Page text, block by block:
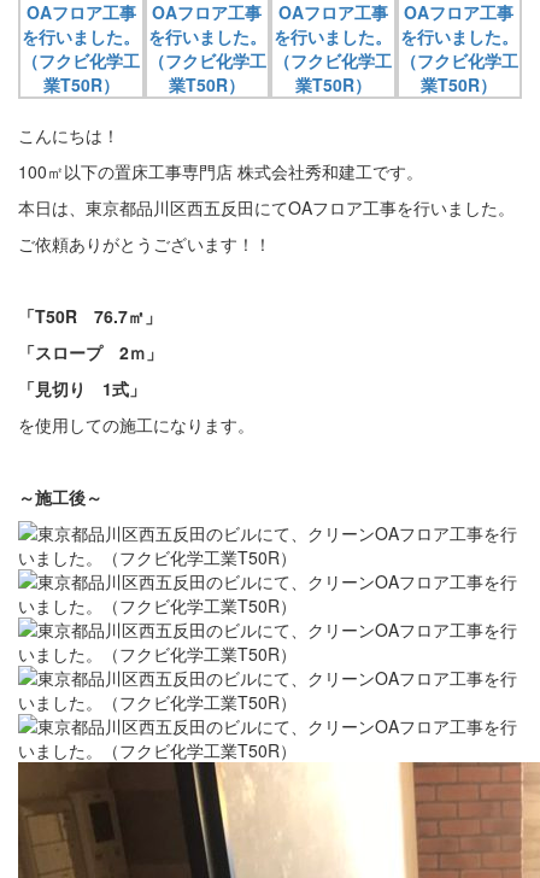
こんにちは！
100㎡以下の置床工事専門店 株式会社秀和建工です。
本日は、東京都品川区西五反田にてOAフロア工事を行いました。
ご依頼ありがとうございます！！
「T50R 76.7㎡」
「スロープ 2ｍ」
「見切り 1式」
を使用しての施工になります。
～施工後～